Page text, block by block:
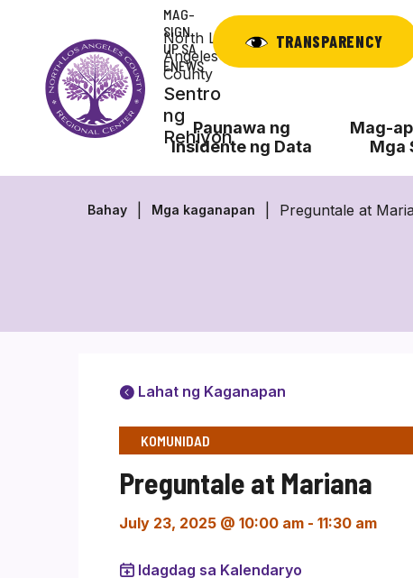
nilalaman
North Los
Angeles
County
Sentro
ng
Rehiyon
MAG-
SIGN
UP SA
ENEWS
TRANSPARENCY
Paunawa ng
Insidente ng Data
Mag-
Mga
Bahay Mga kaganapan Preguntale at
Lahat ng Kaganapan
KOMUNIDAD
Preguntale at Mariana
July 23, 2025 @ 10:00 am - 11:30 am
Idagdag sa Kalendaryo